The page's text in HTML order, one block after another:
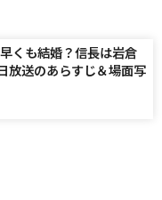
くも結婚？信長は岩倉
放送のあらすじ＆場面写